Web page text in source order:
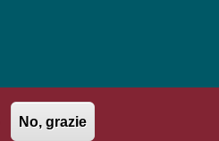
No, grazie